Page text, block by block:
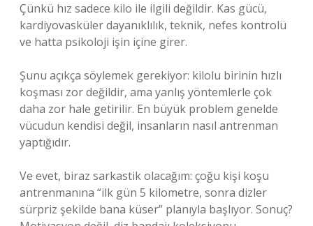
Çünkü hız sadece kilo ile ilgili değildir. Kas gücü,
kardiyovasküler dayanıklılık, teknik, nefes kontrolü
ve hatta psikoloji işin içine girer.
Şunu açıkça söylemek gerekiyor: kilolu birinin hızlı
koşması zor değildir, ama yanlış yöntemlerle çok
daha zor hale getirilir. En büyük problem genelde
vücudun kendisi değil, insanların nasıl antrenman
yaptığıdır.
Ve evet, biraz sarkastik olacağım: çoğu kişi koşu
antrenmanına “ilk gün 5 kilometre, sonra dizler
sürpriz şekilde bana küser” planıyla başlıyor. Sonuç?